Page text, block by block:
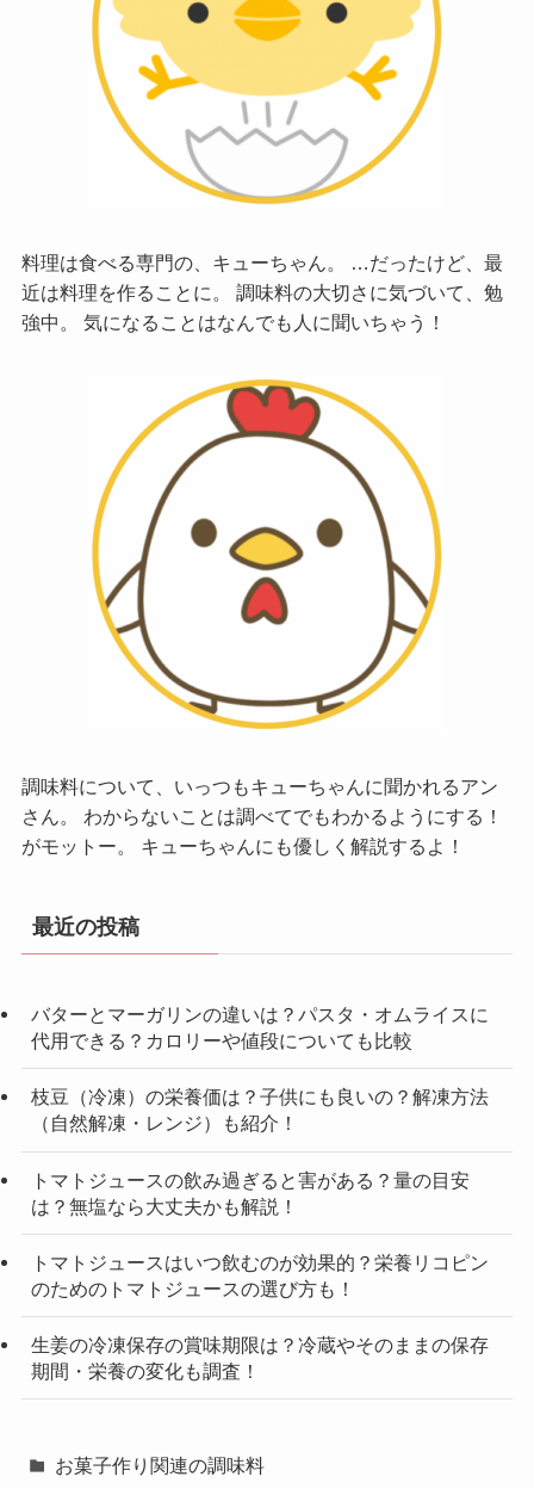
料理は食べる専門の、キューちゃん。 …だったけど、最
近は料理を作ることに。 調味料の大切さに気づいて、勉
強中。 気になることはなんでも人に聞いちゃう！
調味料について、いっつもキューちゃんに聞かれるアン
さん。 わからないことは調べてでもわかるようにする！
がモットー。 キューちゃんにも優しく解説するよ！
最近の投稿
バターとマーガリンの違いは？パスタ・オムライスに
代用できる？カロリーや値段についても比較
枝豆（冷凍）の栄養価は？子供にも良いの？解凍方法
（自然解凍・レンジ）も紹介！
トマトジュースの飲み過ぎると害がある？量の目安
は？無塩なら大丈夫かも解説！
トマトジュースはいつ飲むのが効果的？栄養リコピン
のためのトマトジュースの選び方も！
生姜の冷凍保存の賞味期限は？冷蔵やそのままの保存
期間・栄養の変化も調査！
お菓子作り関連の調味料